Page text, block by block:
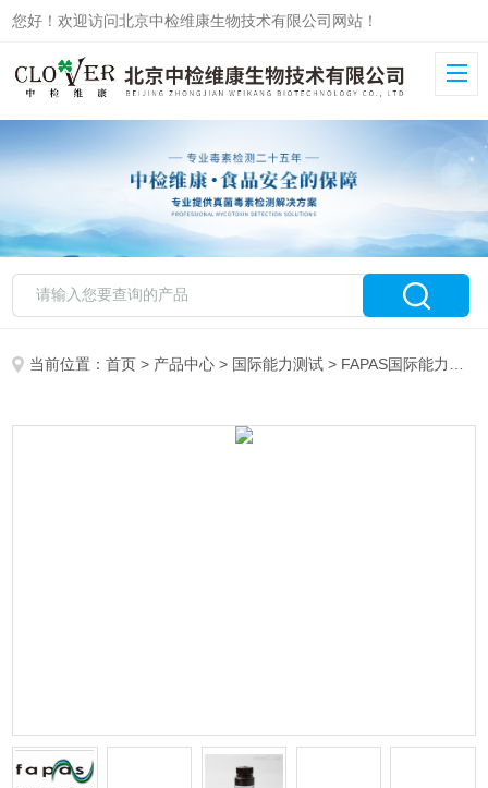
您好！欢迎访问北京中检维康生物技术有限公司网站！
当前位置：首页 > 产品中心 > 国际能力测试 > FAPAS国际能力测试